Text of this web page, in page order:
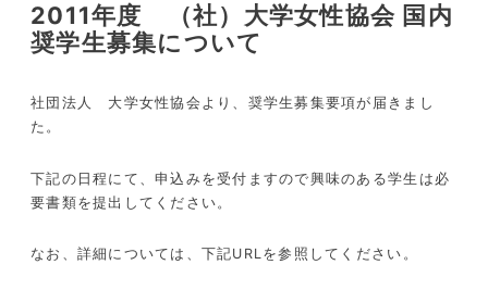
2011年度 （社）大学女性協会 国内
奨学生募集について
社団法人 大学女性協会より、奨学生募集要項が届きまし
た。
下記の日程にて、申込みを受付ますので興味のある学生は必
要書類を提出してください。
なお、詳細については、下記URLを参照してください。